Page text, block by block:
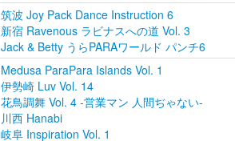
筑波 Joy Pack Dance Instruction 6
新宿 Ravenous ラビナスへの道 Vol. 3
Jack & Betty うらPARAワールド パンチ6
Medusa ParaPara Islands Vol. 1
伊勢崎 Luv Vol. 14
花鳥調舞 Vol. 4 -営業マン 人間ぢゃない-
川西 Hanabi
岐阜 Inspiration Vol. 1